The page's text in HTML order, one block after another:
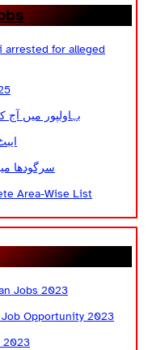
arrested for alleged
بہاولپور میں
سرگودھا
Area-Wise List
Jobs 2023
Opportunity 2023
2023